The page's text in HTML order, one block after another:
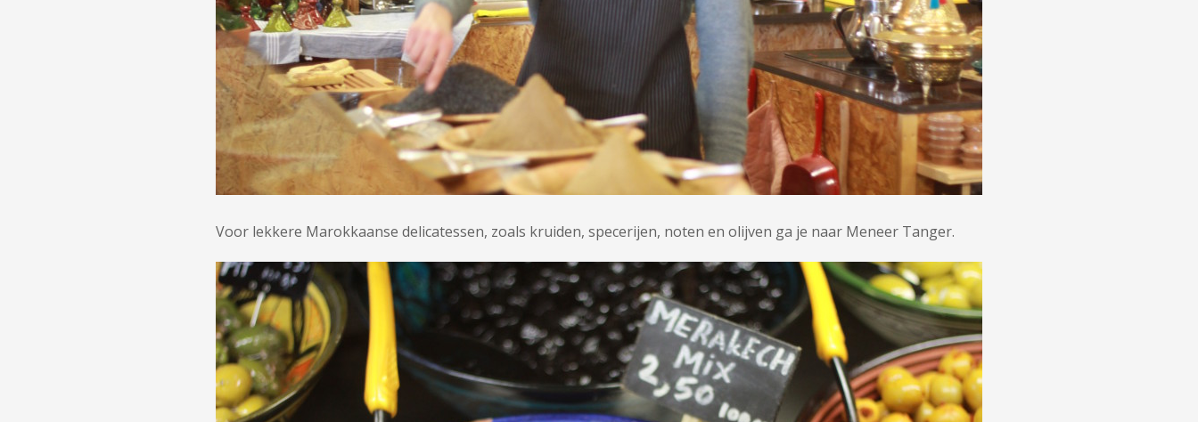
Voor lekkere Marokkaanse delicatessen, zoals kruiden, specerijen, noten en olijven ga je naar Meneer Tanger.